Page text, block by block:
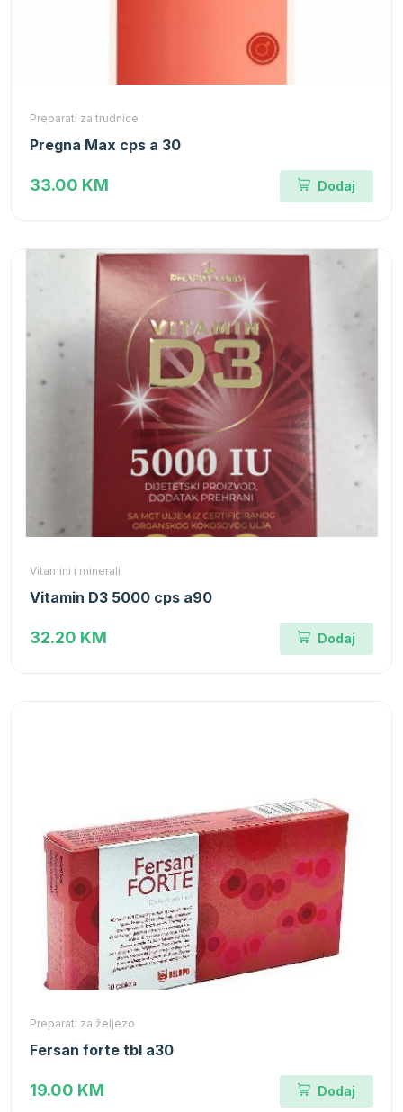
Preparati za trudnice
Pregna Max cps a 30
33.00 KM Dodaj
Vitamini i minerali
Vitamin D3 5000 cps a90
32.20 KM Dodaj
Preparati za željezo
Fersan forte tbl a30
19.00 KM Dodaj